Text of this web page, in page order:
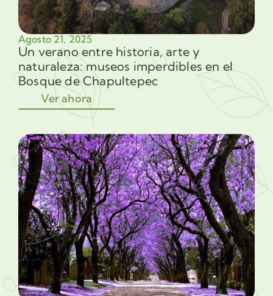
Agosto 21, 2025
Un verano entre historia, arte y
naturaleza: museos imperdibles en el
Bosque de Chapultepec
Ver ahora